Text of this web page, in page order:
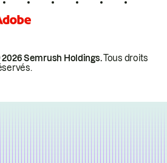
Semrush Holdings.Tous droits